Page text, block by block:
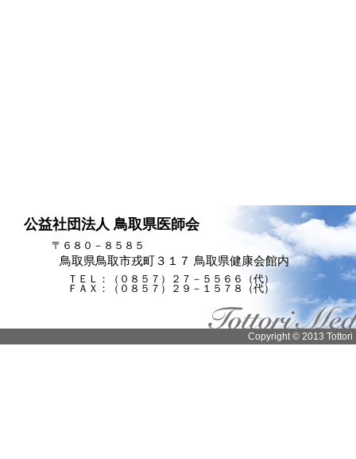
公益社団法人 鳥取県医師会
〒６８０－８５８５
鳥取県鳥取市戎町３１７ 鳥取県健康会館内
ＴＥＬ：（０８５７）２７－５５６６（代）
ＦＡＸ：（０８５７）２９－１５７８（代）
Copyright © 2013 Tottori